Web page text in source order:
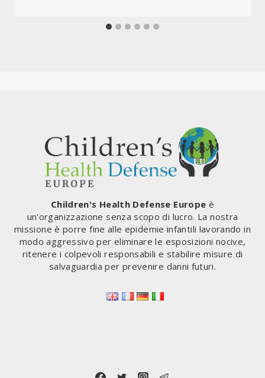
Children's Health Defense Europe è
un'organizzazione senza scopo di lucro. La nostra
missione è porre fine alle epidemie infantili lavorando in
modo aggressivo per eliminare le esposizioni nocive,
ritenere i colpevoli responsabili e stabilire misure di
salvaguardia per prevenire danni futuri.